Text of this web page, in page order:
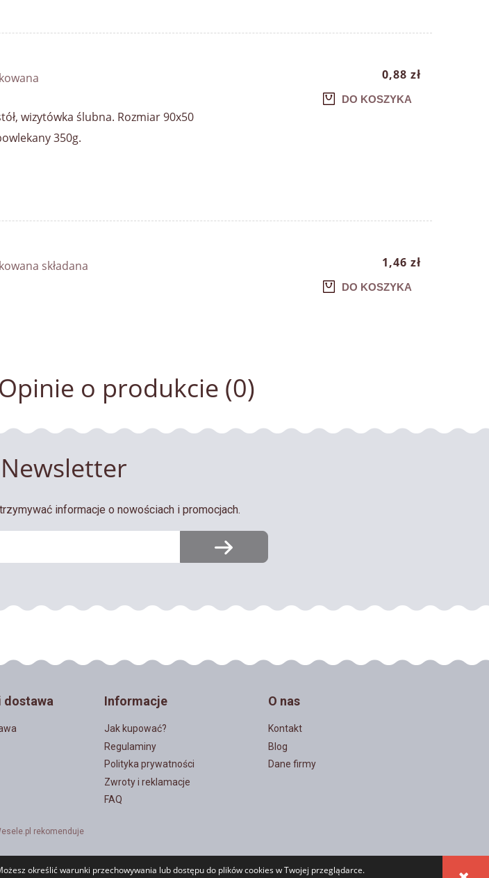
określić warunki przechowywania lub dostępu do plików cookies w Twojej przeglądarce.
wizytówka ślubna. Rozmiar 90x50
350g.
0,88 zł
DO KOSZYKA
składana 1,46 zł
DO KOSZYKA
Opinie o produkcie (0)
Newsletter
informacje o nowościach i promocjach.
dostawa Informacje
Jak kupować?
Regulaminy
Polityka prywatności
Zwroty i reklamacje
FAQ
O nas
Kontakt
Blog
Dane firmy
Shoper.pl